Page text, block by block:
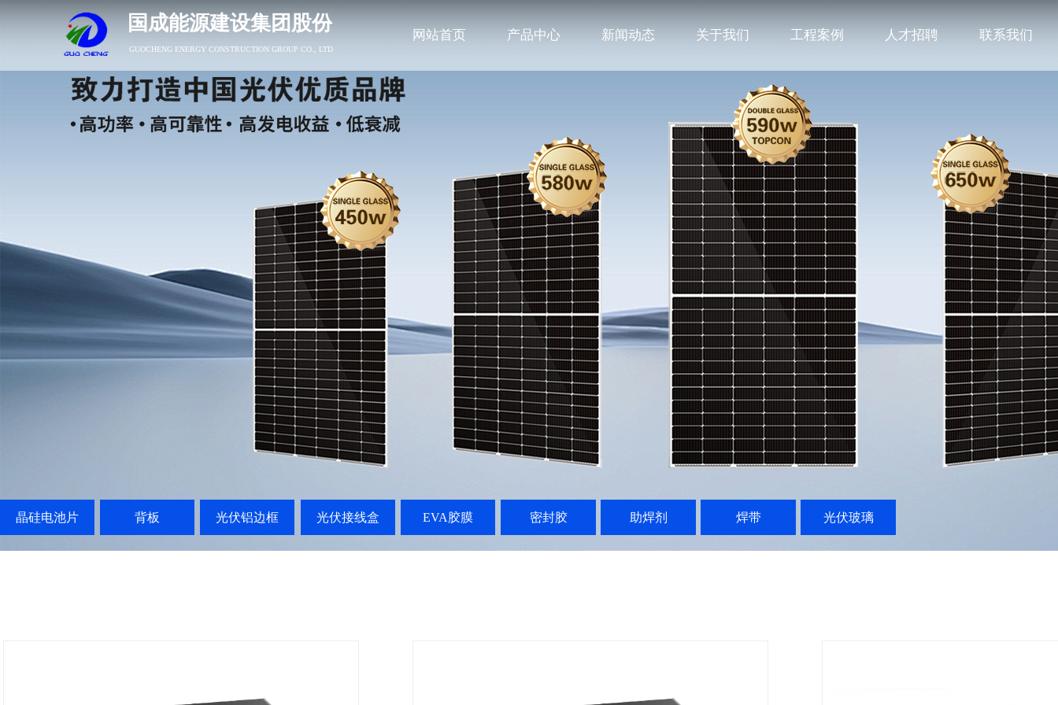
密封胶
光伏接线盒 EVA胶膜
光伏铝边框
晶硅电池片 背板 助焊剂 焊带 光伏玻璃
网站首页 产品中心 新闻动态 关于我们 工程案例 人才招聘 联系我们
GUOCHENG ENERGY CONSTRUCTION GROUP CO., LTD
国成能源建设集团股份